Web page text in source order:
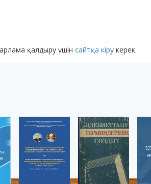
қалдыру үшін сайтқа кіру керек.